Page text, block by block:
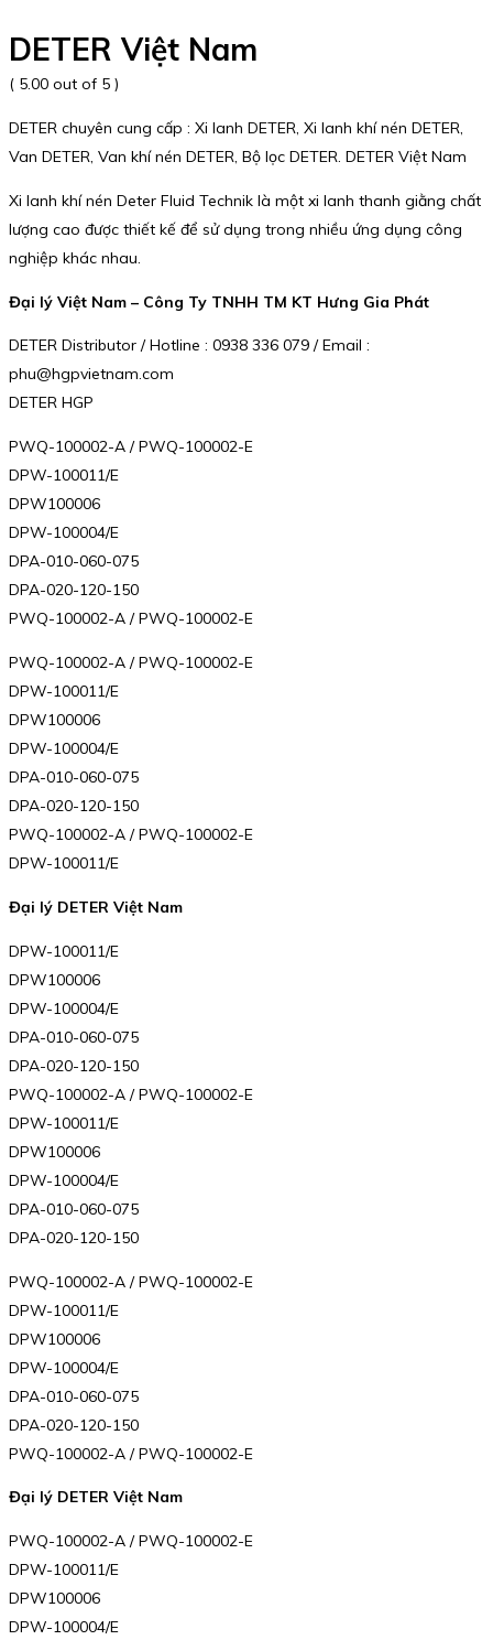
DETER Việt Nam
( 5.00 out of 5 )
DETER chuyên cung cấp : Xi lanh DETER, Xi lanh khí nén DETER,
Van DETER, Van khí nén DETER, Bộ lọc DETER. DETER Việt Nam
Xi lanh khí nén Deter Fluid Technik là một xi lanh thanh giằng chất
lượng cao được thiết kế để sử dụng trong nhiều ứng dụng công
nghiệp khác nhau.
Đại lý Việt Nam – Công Ty TNHH TM KT Hưng Gia Phát
DETER Distributor / Hotline : 0938 336 079 / Email :
phu@hgpvietnam.com
DETER HGP
PWQ-100002-A / PWQ-100002-E
DPW-100011/E
DPW100006
DPW-100004/E
DPA-010-060-075
DPA-020-120-150
PWQ-100002-A / PWQ-100002-E
PWQ-100002-A / PWQ-100002-E
DPW-100011/E
DPW100006
DPW-100004/E
DPA-010-060-075
DPA-020-120-150
PWQ-100002-A / PWQ-100002-E
DPW-100011/E
Đại lý DETER Việt Nam
DPW-100011/E
DPW100006
DPW-100004/E
DPA-010-060-075
DPA-020-120-150
PWQ-100002-A / PWQ-100002-E
DPW-100011/E
DPW100006
DPW-100004/E
DPA-010-060-075
DPA-020-120-150
PWQ-100002-A / PWQ-100002-E
DPW-100011/E
DPW100006
DPW-100004/E
DPA-010-060-075
DPA-020-120-150
PWQ-100002-A / PWQ-100002-E
Đại lý DETER Việt Nam
PWQ-100002-A / PWQ-100002-E
DPW-100011/E
DPW100006
DPW-100004/E